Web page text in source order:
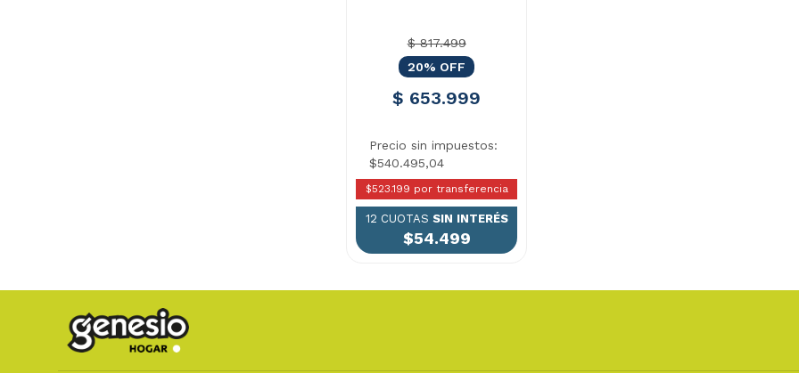
$ 817.499
20% OFF
$ 653.999
Precio sin impuestos:
$540.495,04
$523.199 por transferencia
12 CUOTAS SIN INTERÉS
$54.499